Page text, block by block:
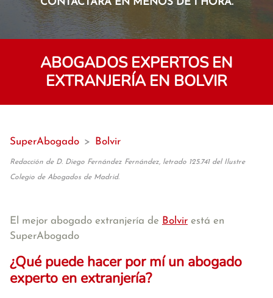
CONTACTARÁ EN MENOS DE 1 HORA.
ABOGADOS EXPERTOS EN
EXTRANJERÍA EN BOLVIR
SuperAbogado > Bolvir
Redacción de D. Diego Fernández Fernández, letrado 125.741 del Ilustre
Colegio de Abogados de Madrid.
El mejor abogado extranjería de Bolvir está en
SuperAbogado
¿Qué puede hacer por mí un abogado
experto en extranjería?